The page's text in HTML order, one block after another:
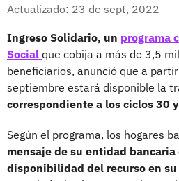
Actualizado: 23 de sept, 2022
Ingreso Solidario, un programa
Social que cobija a más de 3,5
beneficiarios, anunció que a
septiembre estará disponible la
correspondiente a los ciclos 30
Según el programa, los hogares
mensaje de su entidad
disponibilidad del recurso en